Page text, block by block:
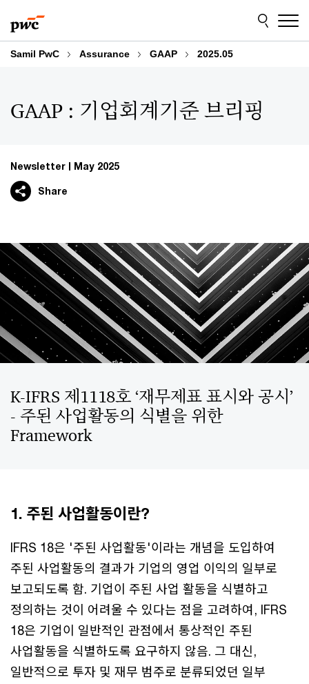
to
content
to
footer
Samil PwC Assurance GAAP 2025.05
GAAP : 기업회계기준 브리핑
Newsletter May 2025
Share
K-IFRS 제1118호 ‘재무제표 표시와 공시’
- 주된 사업활동의 식별을 위한
Framework
1. 주된 사업활동이란?
IFRS 18은 '주된 사업활동'이라는 개념을 도입하여
주된 사업활동의 결과가 기업의 영업 이익의 일부로
보고되도록 함. 기업이 주된 사업 활동을 식별하고
정의하는 것이 어려울 수 있다는 점을 고려하여, IFRS
18은 기업이 일반적인 관점에서 통상적인 주된
사업활동을 식별하도록 요구하지 않음. 그 대신,
일반적으로 투자 및 재무 범주로 분류되었던 일부